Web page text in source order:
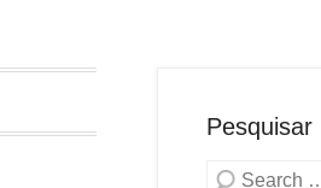
Pesquisar
Pesquisa